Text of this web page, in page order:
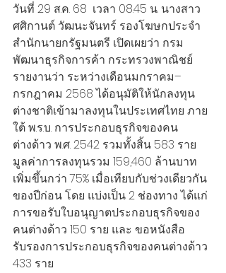
วันที่ 29 ส.ค. 68  เวลา 08.45 น. นางสาว
ศศิกานต์ วัฒนะจันทร์ รองโฆษกประจำ
สำนักนายกรัฐมนตรี เปิดเผยว่า กรม
พัฒนาธุรกิจการค้า กระทรวงพาณิชย์
รายงานว่า ระหว่างเดือนมกราคม–
กรกฎาคม 2568 ได้อนุมัติให้นักลงทุน
ต่างชาติเข้ามาลงทุนในประเทศไทย ภาย
ใต้ พ.ร.บ. การประกอบธุรกิจของคน
ต่างด้าว พ.ศ. 2542 รวมทั้งสิ้น 583 ราย
มูลค่าการลงทุนรวม 159,460 ล้านบาท
เพิ่มขึ้นกว่า 75% เมื่อเทียบกับช่วงเดียวกัน
ของปีก่อน โดย แบ่งเป็น 2 ช่องทาง ได้แก่
การขอรับใบอนุญาตประกอบธุรกิจของ
คนต่างด้าว 150 ราย และ ขอหนังสือ
รับรองการประกอบธุรกิจของคนต่างด้าว
433 ราย